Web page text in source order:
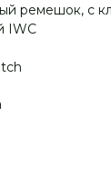
ремешок, с
IWC